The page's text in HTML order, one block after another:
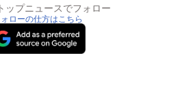
ップニュースでフォロー
ローの仕方はこちら